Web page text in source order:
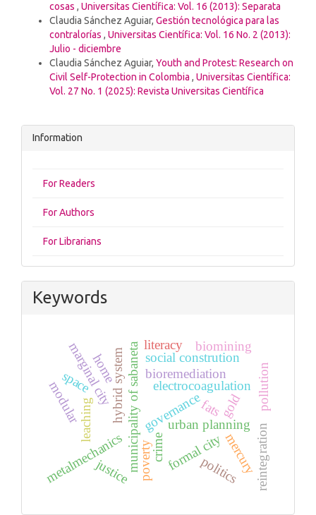
cosas , Universitas Científica: Vol. 16 (2013): Separata
Claudia Sánchez Aguiar, Gestión tecnológica para las
contralorías , Universitas Científica: Vol. 16 No. 2 (2013):
Julio - diciembre
Claudia Sánchez Aguiar, Youth and Protest: Research on
Civil Self-Protection in Colombia , Universitas Científica:
Vol. 27 No. 1 (2025): Revista Universitas Científica
Information
For Readers
For Authors
For Librarians
Keywords
urban planning
governance
municipality of sabaneta
hybrid system bioremediation
electrocoagulation
metalmechanics
fats
social constrution
marginal city
formal city
leaching
mercury
gold
biomining
justice politics
crime reintegration
literacy
space
poverty
home
modular pollution